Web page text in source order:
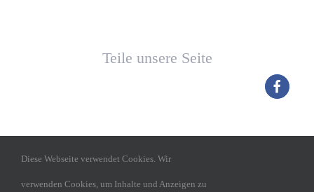
Teile unsere Seite
Diese Webseite verwendet Cookies. Wir
verwenden Cookies, um Inhalte und Anzeigen zu